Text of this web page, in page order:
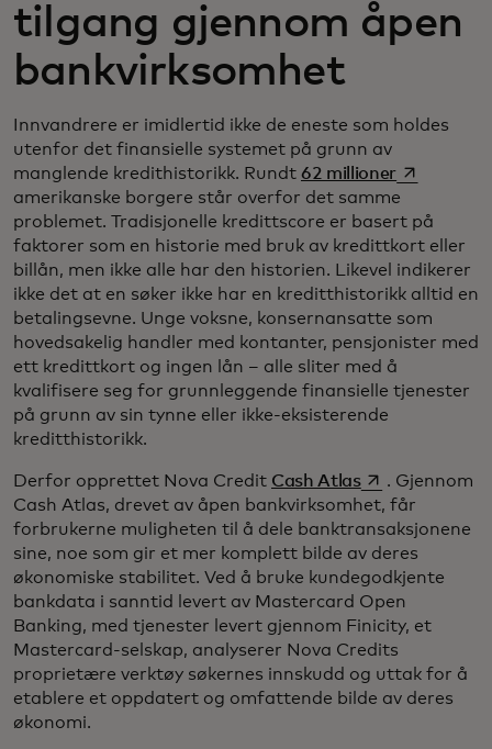
tilgang gjennom åpen
bankvirksomhet
Innvandrere er imidlertid ikke de eneste som holdes
utenfor det finansielle systemet på grunn av
manglende kredithistorikk. Rundt 62 millioneropens in a
amerikanske borgere står overfor det samme
problemet. Tradisjonelle kredittscore er basert på
faktorer som en historie med bruk av kredittkort eller
billån, men ikke alle har den historien. Likevel indikerer
ikke det at en søker ikke har en kreditthistorikk alltid en
betalingsevne. Unge voksne, konsernansatte som
hovedsakelig handler med kontanter, pensjonister med
ett kredittkort og ingen lån – alle sliter med å
kvalifisere seg for grunnleggende finansielle tjenester
på grunn av sin tynne eller ikke-eksisterende
kreditthistorikk.
Derfor opprettet Nova Credit Cash Atlasopens in a new
. Gjennom
Cash Atlas, drevet av åpen bankvirksomhet, får
forbrukerne muligheten til å dele banktransaksjonene
sine, noe som gir et mer komplett bilde av deres
økonomiske stabilitet. Ved å bruke kundegodkjente
bankdata i sanntid levert av Mastercard Open
Banking, med tjenester levert gjennom Finicity, et
Mastercard-selskap, analyserer Nova Credits
proprietære verktøy søkernes innskudd og uttak for å
etablere et oppdatert og omfattende bilde av deres
økonomi.